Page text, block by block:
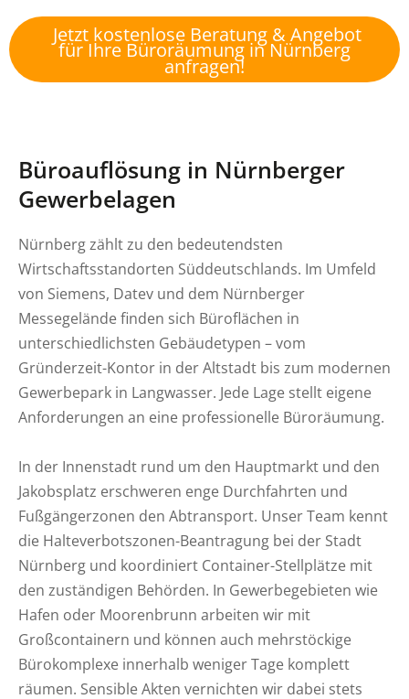
Jetzt kostenlose Beratung & Angebot
für Ihre Büroräumung in Nürnberg
anfragen!
Büroauflösung in Nürnberger
Gewerbelagen
Nürnberg zählt zu den bedeutendsten
Wirtschaftsstandorten Süddeutschlands. Im Umfeld
von Siemens, Datev und dem Nürnberger
Messegelände finden sich Büroflächen in
unterschiedlichsten Gebäudetypen – vom
Gründerzeit-Kontor in der Altstadt bis zum modernen
Gewerbepark in Langwasser. Jede Lage stellt eigene
Anforderungen an eine professionelle Büroräumung.
In der Innenstadt rund um den Hauptmarkt und den
Jakobsplatz erschweren enge Durchfahrten und
Fußgängerzonen den Abtransport. Unser Team kennt
die Halteverbotszonen-Beantragung bei der Stadt
Nürnberg und koordiniert Container-Stellplätze mit
den zuständigen Behörden. In Gewerbegebieten wie
Hafen oder Moorenbrunn arbeiten wir mit
Großcontainern und können auch mehrstöckige
Bürokomplexe innerhalb weniger Tage komplett
räumen. Sensible Akten vernichten wir dabei stets